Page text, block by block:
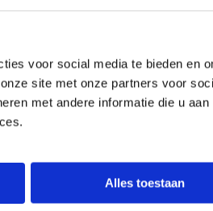
voor social media te bieden en
site met onze partners voor
met andere informatie die u aan
Alles toestaan